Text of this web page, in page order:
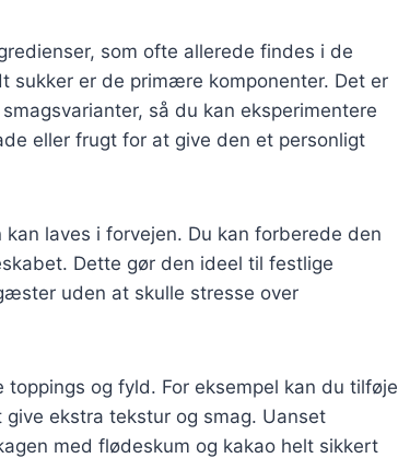
som ofte allerede findes i de
sukker er de primære komponenter. Det er
så du kan eksperimentere
eller frugt for at give den et personligt
laves i forvejen. Du kan forberede den
Dette gør den ideel til festlige
uden at skulle stresse over
og fyld. For eksempel kan du tilføje
ekstra tekstur og smag. Uanset
med flødeskum og kakao helt sikkert